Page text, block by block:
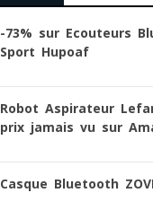
-73% sur Ecouteurs
Sport Hupoaf
Robot Aspirateur
prix jamais vu sur
Casque Bluetooth